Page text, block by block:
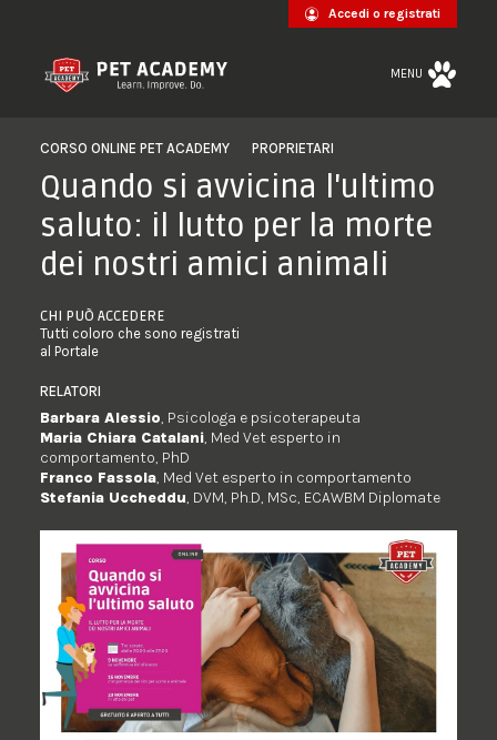
Accedi o registrati
MENU
CORSO ONLINE PET ACADEMY PROPRIETARI
Quando si avvicina l'ultimo
saluto: il lutto per la morte
dei nostri amici animali
CHI PUÒ ACCEDERE
Tutti coloro che sono registrati
al Portale
RELATORI
Barbara Alessio, Psicologa e psicoterapeuta
Maria Chiara Catalani, Med Vet esperto in
comportamento, PhD
Franco Fassola, Med Vet esperto in comportamento
Stefania Uccheddu, DVM, Ph.D, MSc, ECAWBM Diplomate